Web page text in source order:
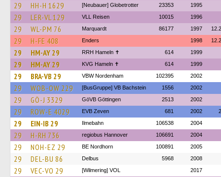
29 HH-H 1629 [Neubauer] Globetrotter 23353 1995
29 LER-VL 129 VLL Reisen 10015 1996
29 WL-PM 76 Marquardt 86177 1997
29 H-FE 408 Enders 1998
29 HM-AY 29 RRH Hameln ✝ 614 1999
29 HM-AY 29 KVG Hameln ✝ 614 1999
29 BRA-VB 29 VBW Nordenham 102395 2002
29 WOB-OW 229 [BusGruppe] VB Bachstein 1556 2002
29 GÖ-J 3329 GöVB Göttingen 2513 2002
29 ROW-E 4029 EVB Zeven 681 2002
29 EIN-IB 29 Ilmebahn 106538 2004
29 H-RH 736 regiobus Hannover 106691 2004
29 NOH-EZ 29 BE Nordhorn 100891 2005
29 DEL-BU 86 Delbus 5968 2008
29 VEC-VO 29 [Wilmering] VOL 2017